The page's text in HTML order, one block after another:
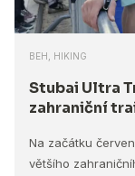
BEH, HIKING
Stubai Ultra
zahraniční
Na začátku
většího